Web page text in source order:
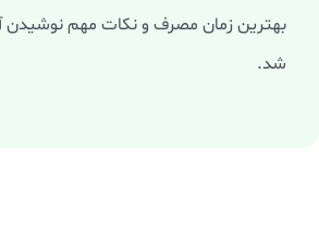
بهترین زمان مصرف و نکات مهم نوشیدن
شد.